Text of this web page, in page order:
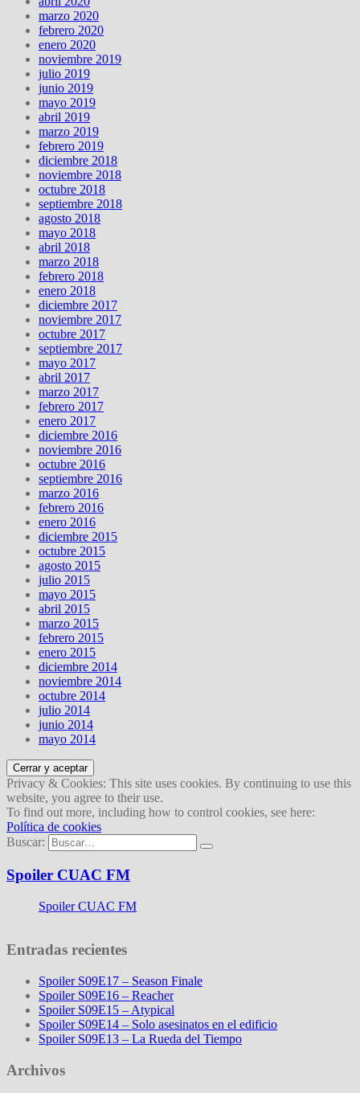
marzo 2020
febrero 2020
enero 2020
noviembre 2019
julio 2019
junio 2019
mayo 2019
abril 2019
marzo 2019
febrero 2019
diciembre 2018
noviembre 2018
octubre 2018
septiembre 2018
agosto 2018
mayo 2018
abril 2018
marzo 2018
febrero 2018
enero 2018
diciembre 2017
noviembre 2017
octubre 2017
septiembre 2017
mayo 2017
abril 2017
marzo 2017
febrero 2017
enero 2017
diciembre 2016
noviembre 2016
octubre 2016
septiembre 2016
marzo 2016
febrero 2016
enero 2016
diciembre 2015
octubre 2015
agosto 2015
julio 2015
mayo 2015
abril 2015
marzo 2015
febrero 2015
enero 2015
diciembre 2014
noviembre 2014
octubre 2014
julio 2014
junio 2014
mayo 2014
Privacy & Cookies: This site uses cookies. By continuing to use this
website, you agree to their use.
To find out more, including how to control cookies, see here:
Política de cookies
Buscar:
Spoiler CUAC FM
Spoiler CUAC FM
Entradas recientes
Spoiler S09E17 – Season Finale
Spoiler S09E16 – Reacher
Spoiler S09E15 – Atypical
Spoiler S09E14 – Solo asesinatos en el edificio
Spoiler S09E13 – La Rueda del Tiempo
Archivos